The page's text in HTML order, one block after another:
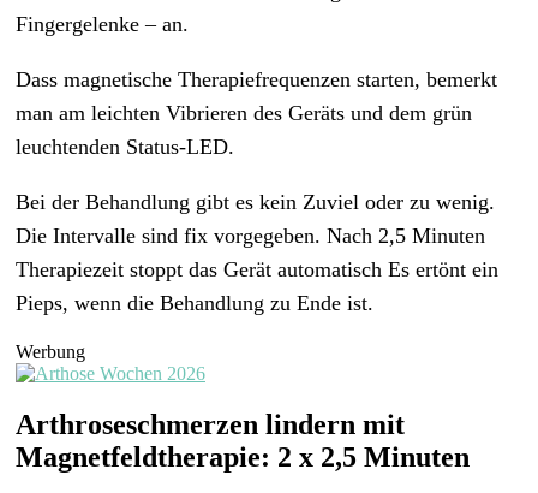
Fingergelenke – an.
Dass magnetische Therapiefrequenzen starten, bemerkt
man am leichten Vibrieren des Geräts und dem grün
leuchtenden Status-LED.
Bei der Behandlung gibt es kein Zuviel oder zu wenig.
Die Intervalle sind fix vorgegeben. Nach 2,5 Minuten
Therapiezeit stoppt das Gerät automatisch Es ertönt ein
Pieps, wenn die Behandlung zu Ende ist.
Werbung
Arthroseschmerzen lindern mit
Magnetfeldtherapie: 2 x 2,5 Minuten